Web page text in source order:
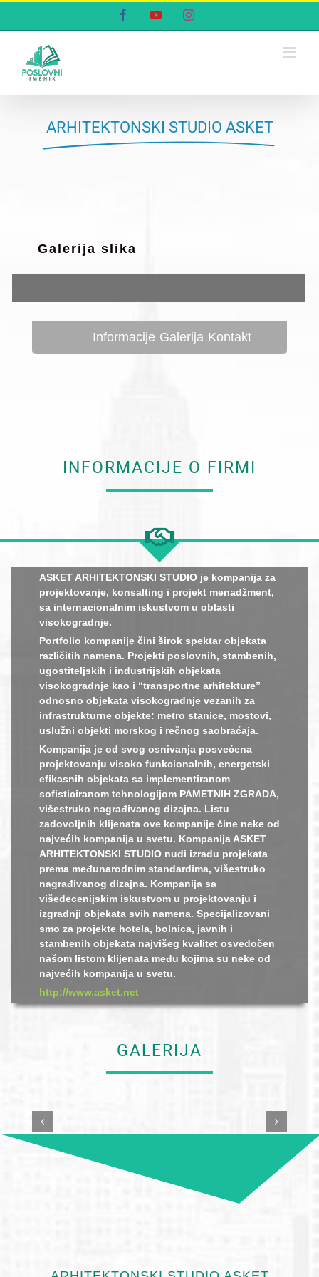
FacebookYouTubeInstagram
ARHITEKTONSKI STUDIO ASKET
Galerija slika
Informacije Galerija Kontakt
INFORMACIJE O FIRMI
ASKET ARHITEKTONSKI STUDIO je kompanija za
projektovanje, konsalting i projekt menadžment,
sa internacionalnim iskustvom u oblasti
visokogradnje.
Portfolio kompanije čini širok spektar objekata
različitih namena. Projekti poslovnih, stambenih,
ugostiteljskih i industrijskih objekata
visokogradnje kao i “transportne arhitekture”
odnosno objekata visokogradnje vezanih za
infrastrukturne objekte: metro stanice, mostovi,
uslužni objekti morskog i rečnog saobraćaja.
Kompanija je od svog osnivanja posvećena
projektovanju visoko funkcionalnih, energetski
efikasnih objekata sa implementiranom
sofisticiranom tehnologijom PAMETNIH ZGRADA,
višestruko nagrađivanog dizajna. Listu
zadovoljnih klijenata ove kompanije čine neke od
najvećih kompanija u svetu. Kompanija ASKET
ARHITEKTONSKI STUDIO nudi izradu projekata
prema međunarodnim standardima, višestruko
nagrađivanog dizajna. Kompanija sa
višedecenijskim iskustvom u projektovanju i
izgradnji objekata svih namena. Specijalizovani
smo za projekte hotela, bolnica, javnih i
stambenih objekata najvišeg kvalitet osvedočen
našom listom klijenata među kojima su neke od
najvećih kompanija u svetu.
http://www.asket.net
GALERIJA